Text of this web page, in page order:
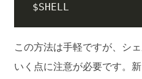
$SHELL
この方法は手軽ですが、シ
いく点に注意が必要です。